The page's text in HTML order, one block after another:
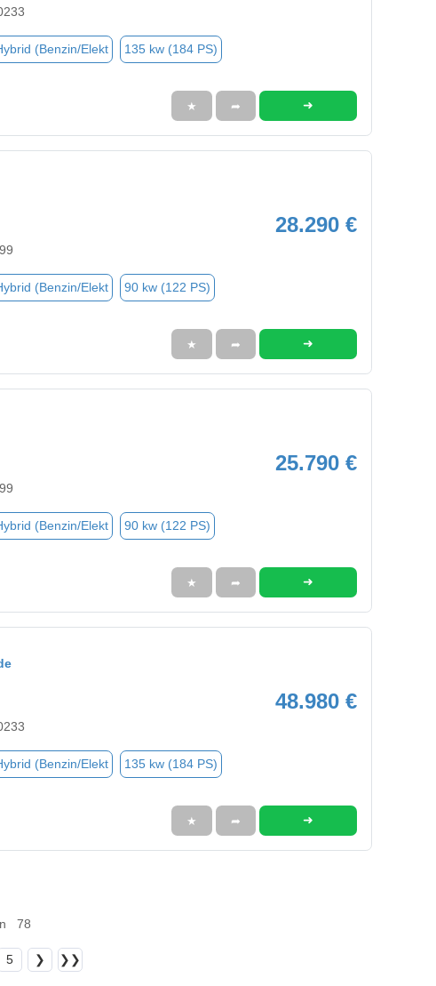
(Benzin/Elekt 135 kw (184 PS)
★ ➦ ➜
28.290 €
(Benzin/Elekt 90 kw (122 PS)
★ ➦ ➜
25.790 €
(Benzin/Elekt 90 kw (122 PS)
★ ➦ ➜
48.980 €
(Benzin/Elekt 135 kw (184 PS)
★ ➦ ➜
78
5 ❯ ❯❯